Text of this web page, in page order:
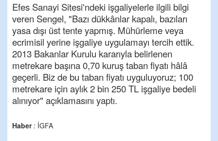
Efes Sanayi Sitesi'ndeki işgaliyelerle ilgili bilgi
veren Sengel, "Bazı dükkânlar kapalı, bazıları
yasa dışı üst tente yapmış. Mühürleme veya
ecrimisil yerine işgaliye uygulamayı tercih ettik.
2013 Bakanlar Kurulu kararıyla belirlenen
metrekare başına 0,70 kuruş taban fiyatı hâlâ
geçerli. Biz de bu taban fiyatı uyguluyoruz; 100
metrekare için aylık 2 bin 250 TL işgaliye bedeli
alınıyor" açıklamasını yaptı.
Haber: İGFA